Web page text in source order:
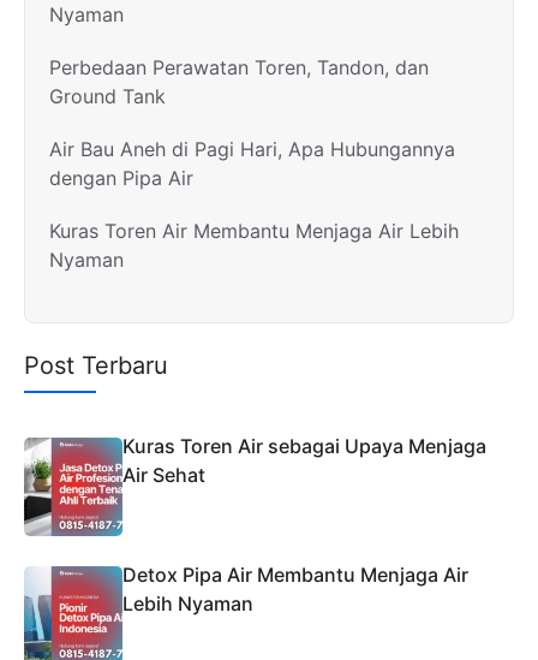
Nyaman
Perbedaan Perawatan Toren, Tandon, dan
Ground Tank
Air Bau Aneh di Pagi Hari, Apa Hubungannya
dengan Pipa Air
Kuras Toren Air Membantu Menjaga Air Lebih
Nyaman
Post Terbaru
Kuras Toren Air sebagai Upaya Menjaga
Air Sehat
Detox Pipa Air Membantu Menjaga Air
Lebih Nyaman